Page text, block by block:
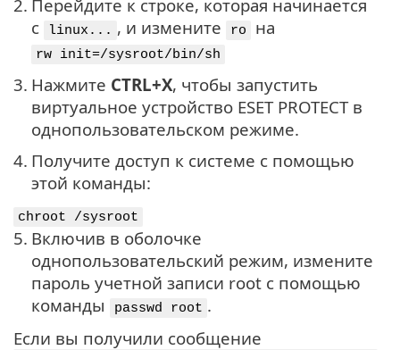
2. Перейдите к строке, которая начинается
с
linux... , и измените ro на
rw init=/sysroot/bin/sh
3. Нажмите CTRL+X, чтобы запустить
виртуальное устройство ESET PROTECT в
однопользовательском режиме.
4. Получите доступ к системе с помощью
этой команды:
chroot /sysroot
5. Включив в оболочке
однопользовательский режим, измените
пароль учетной записи root с помощью
команды
passwd root .
Если вы получили сообщение